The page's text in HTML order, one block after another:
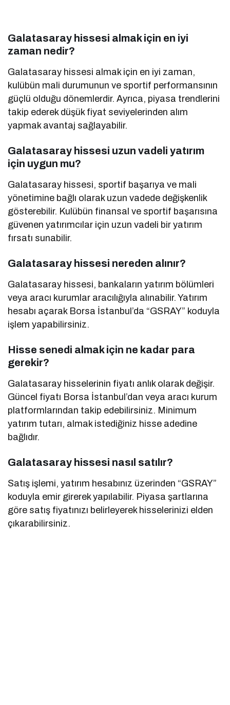
Galatasaray hissesi almak için en iyi
zaman nedir?
Galatasaray hissesi almak için en iyi zaman,
kulübün mali durumunun ve sportif performansının
güçlü olduğu dönemlerdir. Ayrıca, piyasa trendlerini
takip ederek düşük fiyat seviyelerinden alım
yapmak avantaj sağlayabilir.
Galatasaray hissesi uzun vadeli yatırım
için uygun mu?
Galatasaray hissesi, sportif başarıya ve mali
yönetimine bağlı olarak uzun vadede değişkenlik
gösterebilir. Kulübün finansal ve sportif başarısına
güvenen yatırımcılar için uzun vadeli bir yatırım
fırsatı sunabilir.
Galatasaray hissesi nereden alınır?
Galatasaray hissesi, bankaların yatırım bölümleri
veya aracı kurumlar aracılığıyla alınabilir. Yatırım
hesabı açarak Borsa İstanbul’da “GSRAY” koduyla
işlem yapabilirsiniz.
Hisse senedi almak için ne kadar para
gerekir?
Galatasaray hisselerinin fiyatı anlık olarak değişir.
Güncel fiyatı Borsa İstanbul’dan veya aracı kurum
platformlarından takip edebilirsiniz. Minimum
yatırım tutarı, almak istediğiniz hisse adedine
bağlıdır.
Galatasaray hissesi nasıl satılır?
Satış işlemi, yatırım hesabınız üzerinden “GSRAY”
koduyla emir girerek yapılabilir. Piyasa şartlarına
göre satış fiyatınızı belirleyerek hisselerinizi elden
çıkarabilirsiniz.